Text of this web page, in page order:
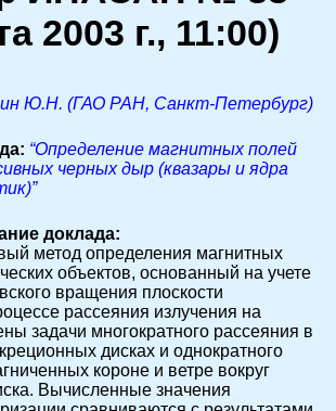
2003 г., 11:00)
Ю.Н. (ГАО РАН, Санкт-Петербург)
“Определение магнитных полей
черных дыр (квазары и ядра
доклада:
метод определения магнитных
объектов, основанный на учете
вращения плоскости
рассеяния излучения на
задачи многократного рассеяния в
дисках и однократного
короне и ветре вокруг
Вычисленные значения